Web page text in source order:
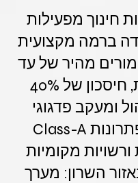
חינוך מפעילות
ברמה מקצועית
מהיר של עד
48 שעות, חיסכון של 40%
ומעקב פדגוגי
שוטף. פתרונות Class-A
מקומיות
השרון: מערך